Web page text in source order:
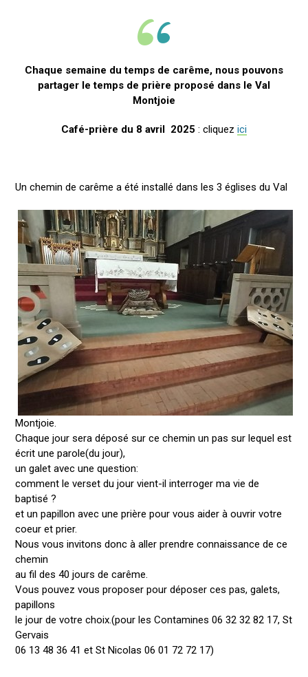
Chaque semaine du temps de carême, nous pouvons
partager le temps de prière proposé dans le Val
Montjoie
Café-prière du 8 avril 2025 : cliquez ici
Un chemin de carême a été installé dans les 3 églises du Val
Montjoie.
Chaque jour sera déposé sur ce chemin un pas sur lequel est
écrit une parole(du jour),
un galet avec une question:
comment le verset du jour vient-il interroger ma vie de
baptisé ?
et un papillon avec une prière pour vous aider à ouvrir votre
coeur et prier.
Nous vous invitons donc à aller prendre connaissance de ce
chemin
au fil des 40 jours de carême.
Vous pouvez vous proposer pour déposer ces pas, galets,
papillons
le jour de votre choix.(pour les Contamines 06 32 32 82 17, St
Gervais
06 13 48 36 41 et St Nicolas 06 01 72 72 17)